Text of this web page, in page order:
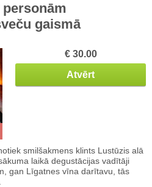
gaismā
€ 30.00
Atvērt
smilšakmens klints Lustūzis alā
laikā degustācijas vadītāji
gan Līgatnes vīna darītavu, tās